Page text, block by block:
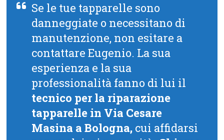
Se le tue tapparelle sono
danneggiate o necessitano di
manutenzione, non esitare a
contattare Eugenio. La sua
esperienza e la sua
professionalità fanno di lui il
tecnico per la riparazione
tapparelle in Via Cesare
Masina a Bologna, cui affidarsi